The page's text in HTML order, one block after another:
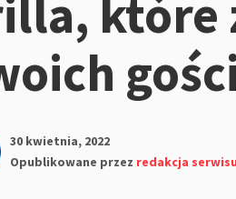
które
gości
30 kwietnia, 2022
Opublikowane przez redakcja serwisu